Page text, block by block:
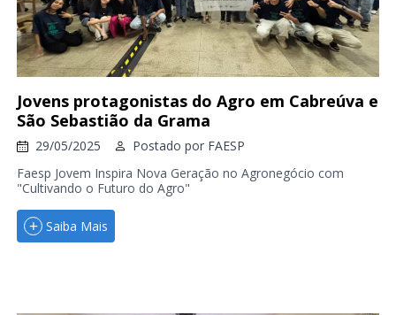
Jovens protagonistas do Agro em Cabreúva e
São Sebastião da Grama
29/05/2025 Postado por FAESP
Faesp Jovem Inspira Nova Geração no Agronegócio com
"Cultivando o Futuro do Agro"
Saiba Mais